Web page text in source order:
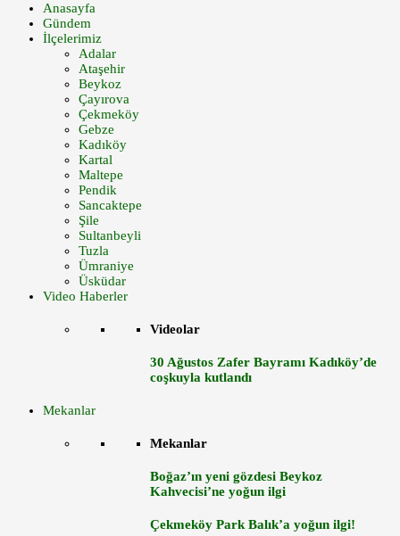
Anasayfa
Gündem
İlçelerimiz
Adalar
Ataşehir
Beykoz
Çayırova
Çekmeköy
Gebze
Kadıköy
Kartal
Maltepe
Pendik
Sancaktepe
Şile
Sultanbeyli
Tuzla
Ümraniye
Üsküdar
Video Haberler
Videolar
30 Ağustos Zafer Bayramı Kadıköy’de
coşkuyla kutlandı
Mekanlar
Mekanlar
Boğaz’ın yeni gözdesi Beykoz
Kahvecisi’ne yoğun ilgi
Çekmeköy Park Balık’a yoğun ilgi!